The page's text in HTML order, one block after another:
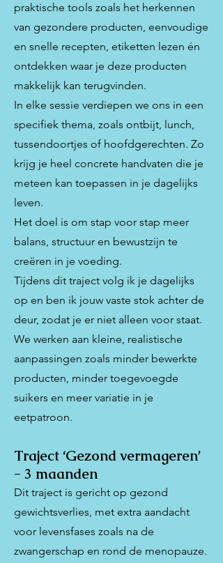
praktische tools zoals het herkennen
van gezondere producten, eenvoudige
en snelle recepten, etiketten lezen én
ontdekken waar je deze producten
makkelijk kan terugvinden.
In elke sessie verdiepen we ons in een
specifiek thema, zoals ontbijt, lunch,
tussendoortjes of hoofdgerechten. Zo
krijg je heel concrete handvaten die je
meteen kan toepassen in je dagelijks
leven.
Het doel is om stap voor stap meer
balans, structuur en bewustzijn te
creëren in je voeding.
Tijdens dit traject volg ik je dagelijks
op en ben ik jouw vaste stok achter de
deur, zodat je er niet alleen voor staat.
We werken aan kleine, realistische
aanpassingen zoals minder bewerkte
producten, minder toegevoegde
suikers en meer variatie in je
eetpatroon.
Traject ‘Gezond vermageren’
- 3 maanden
Dit traject is gericht op gezond
gewichtsverlies, met extra aandacht
voor levensfases zoals na de
zwangerschap en rond de menopauze.